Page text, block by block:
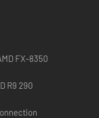
FX-8350
R9 290